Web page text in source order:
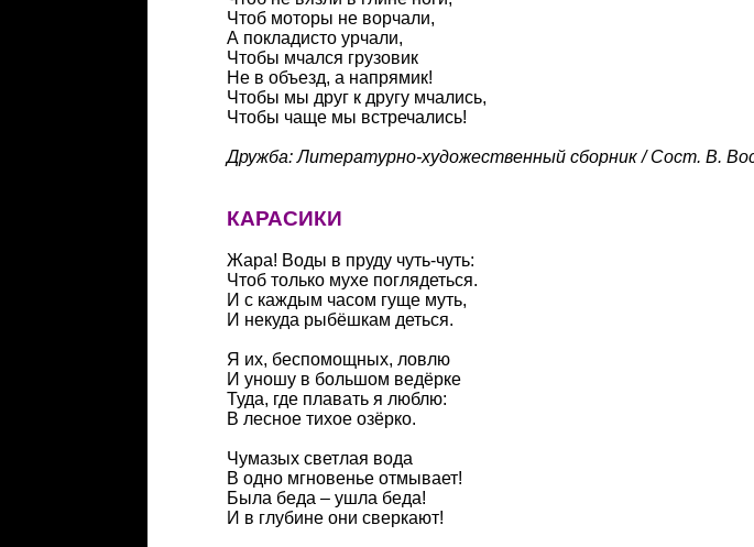
Чтоб моторы не ворчали,
А покладисто урчали,
Чтобы мчался грузовик
Не в объезд, а напрямик!
Чтобы мы друг к другу мчались,
Чтобы чаще мы встречались!
Дружба: Литературно-художественный сборник / Сост. В.
КАРАСИКИ
Жара! Воды в пруду чуть-чуть:
Чтоб только мухе поглядеться.
И с каждым часом гуще муть,
И некуда рыбёшкам деться.
Я их, беспомощных, ловлю
И уношу в большом ведёрке
Туда, где плавать я люблю:
В лесное тихое озёрко.
Чумазых светлая вода
В одно мгновенье отмывает!
Была беда – ушла беда!
И в глубине они сверкают!